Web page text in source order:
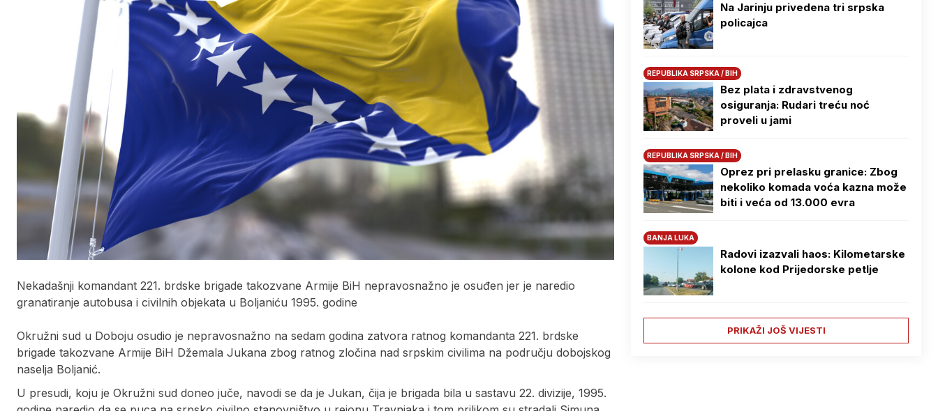
Nekadašnji komandant 221. brdske brigade takozvane Armije BiH nepravosnažno je osuđen jer je naredio
granatiranje autobusa i civilnih objekata u Boljaniću 1995. godine
Okružni sud u Doboju osudio je nepravosnažno na sedam godina zatvora ratnog komandanta 221. brdske
brigade takozvane Armije BiH Džemala Jukana zbog ratnog zločina nad srpskim civilima na području dobojskog
naselja Boljanić.
U presudi, koju je Okružni sud doneo juče, navodi se da je Jukan, čija je brigada bila u sastavu 22. divizije, 1995.
Na Јarinju privedena tri srpska
policajca
REPUBLIKA SRPSKA / BIH
Bez plata i zdravstvenog
osiguranja: Rudari treću noć
proveli u jami
REPUBLIKA SRPSKA / BIH
Oprez pri prelasku granice: Zbog
nekoliko komada voća kazna može
biti i veća od 13.000 evra
BANJA LUKA
Radovi izazvali haos: Kilometarske
kolone kod Prijedorske petlje
PRIKAŽI JOŠ VIJESTI